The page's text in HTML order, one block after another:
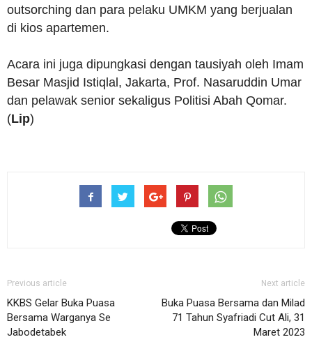
outsorching dan para pelaku UMKM yang berjualan
di kios apartemen.
Acara ini juga dipungkasi dengan tausiyah oleh Imam
Besar Masjid Istiqlal, Jakarta, Prof. Nasaruddin Umar
dan pelawak senior sekaligus Politisi Abah Qomar.
(Lip)
Previous article
KKBS Gelar Buka Puasa
Bersama Warganya Se
Jabodetabek
Next article
Buka Puasa Bersama dan Milad
71 Tahun Syafriadi Cut Ali, 31
Maret 2023